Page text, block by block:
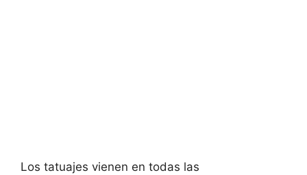
Los tatuajes vienen en todas las